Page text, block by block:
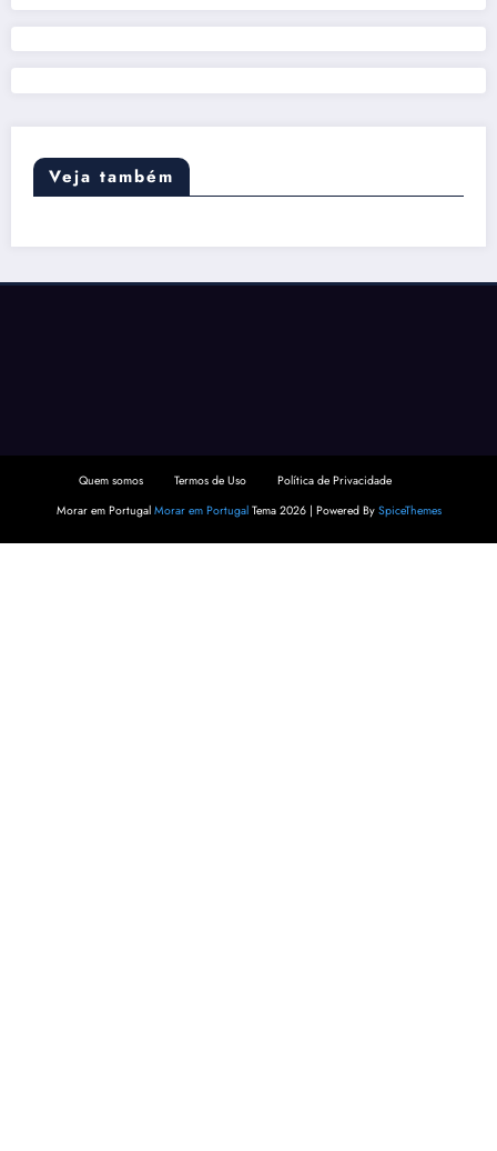
Veja também
Quem somos Termos de Uso
Política de Privacidade
Morar em Portugal Morar em PortugalTema 2026 | Powered By SpiceThemes